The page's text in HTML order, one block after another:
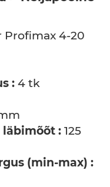
Profimax 4-20
: 4 tk
: 125
(min-max) :